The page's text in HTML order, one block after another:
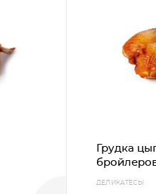
Грудка
ДЕЛИКАТЕСЫ